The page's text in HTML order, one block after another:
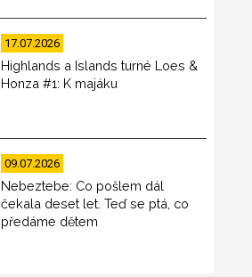
17.07.2026
Highlands a Islands turné Loes &
Honza #1: K majáku
09.07.2026
Nebeztebe: Co pošlem dál
čekala deset let. Teď se ptá, co
předáme dětem